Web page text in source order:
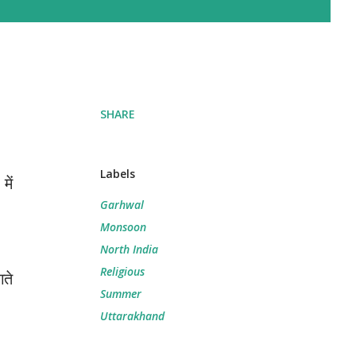
में
SHARE
Labels
Garhwal
Monsoon
North India
Religious
Summer
Uttarakhand